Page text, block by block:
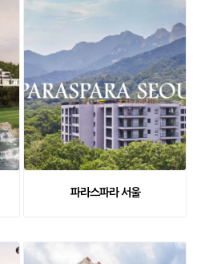
파라스파라 서울